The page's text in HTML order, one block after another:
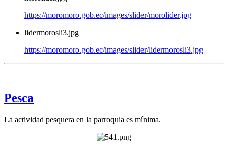
https://moromoro.gob.ec/images/slider/morolider.jpg
lidermorosli3.jpg
https://moromoro.gob.ec/images/slider/lidermorosli3.jpg
Pesca
La actividad pesquera en la parroquia es mínima.